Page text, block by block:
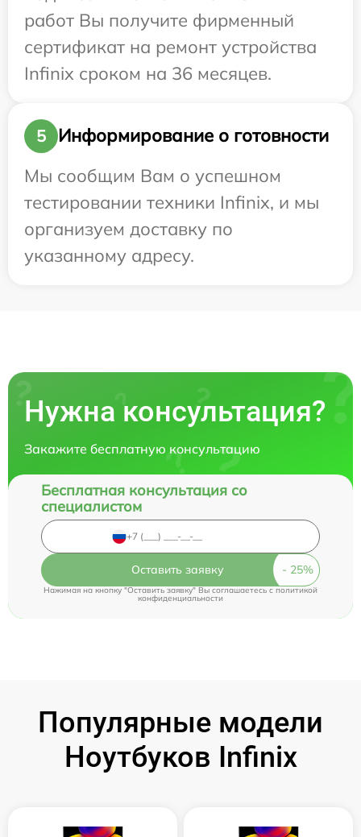
работ Вы получите фирменный
сертификат на ремонт устройства
Infinix сроком на 36 месяцев.
5
Информирование о готовности
Мы сообщим Вам о успешном
тестировании техники Infinix, и мы
организуем доставку по
указанному адресу.
Нужна консультация?
Закажите бесплатную консультацию
Бесплатная консультация со
специалистом
Оставить заявку
Нажимая на кнопку "Оставить заявку" Вы соглашаетесь cполитикой
конфиденциальности
Популярные модели
Ноутбуков Infinix